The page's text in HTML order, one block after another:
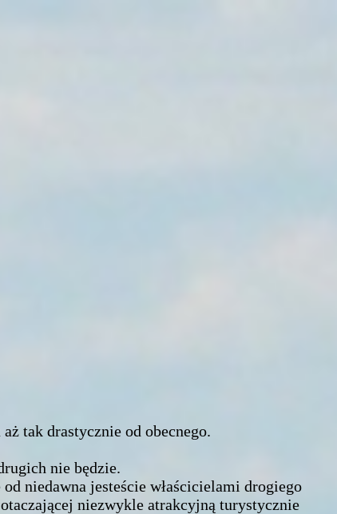
tak drastycznie od obecnego.
nie będzie.
niedawna jesteście właścicielami drogiego
niezwykle atrakcyjną turystycznie